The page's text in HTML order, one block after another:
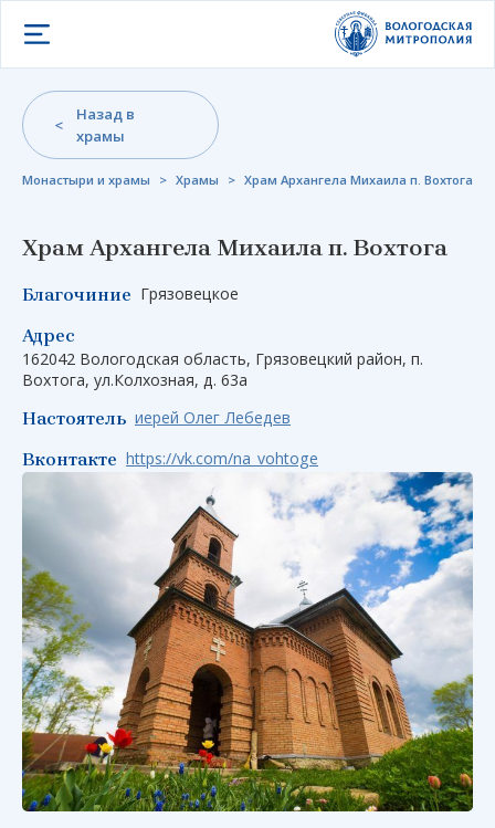
Открыть меню
Монастыри и храмы > Храмы > Храм Архангела Михаила п. Вохтога
Назад в
храмы
Храм Архангела Михаила п. Вохтога
Благочиние Грязовецкое
Адрес
162042 Вологодская область, Грязовецкий район, п.
Вохтога, ул.Колхозная, д. 63а
Настоятель иерей Олег Лебедев
Вконтакте https://vk.com/na_vohtoge